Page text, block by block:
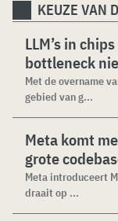
KEUZE VAN
LLM’s in
bottleneck
Met de overname
gebied van g...
Meta komt
grote
Meta introduceert
draait op ...